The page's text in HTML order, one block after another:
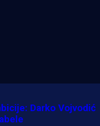
Darko Vojvodić